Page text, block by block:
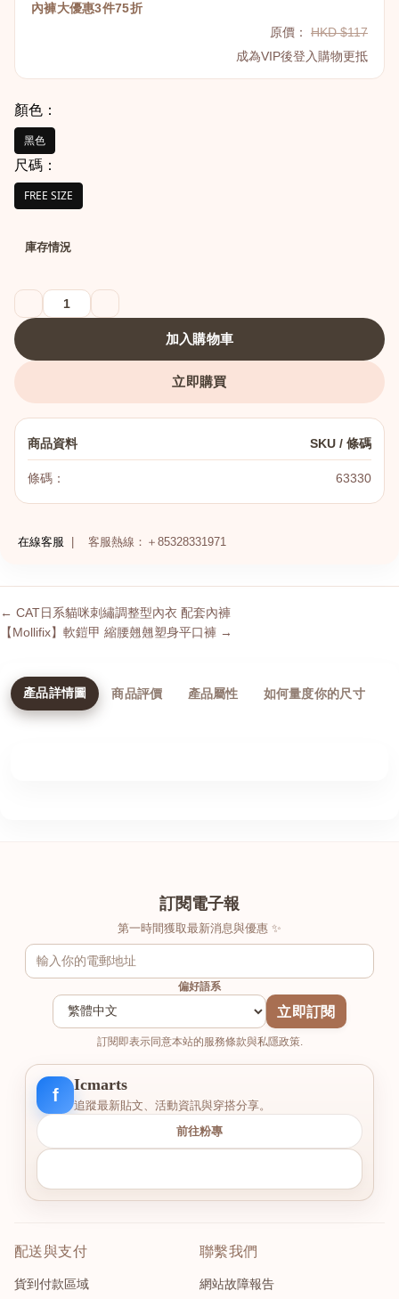
內褲大優惠3件75折
原價：
HKD $117
成為VIP後登入購物更抵
顏色：
黑色
尺碼：
FREE SIZE
庫存情況
加入購物車
立即購買
商品資料 SKU / 條碼
條碼： 63330
在線客服 客服熱線：＋85328331971
← CAT日系貓咪刺繡調整型內衣 配套內褲
【Mollifix】軟鎧甲 縮腰翹翹塑身平口褲 →
產品詳情圖 商品評價 產品屬性 如何量度你的尺寸
訂閱電子報
第一時間獲取最新消息與優惠 ✨
偏好語系
立即訂閱
訂閱即表示同意本站的服務條款與私隱政策.
f
Icmarts
追蹤最新貼文、活動資訊與穿搭分享。
前往粉專
配送與支付
貨到付款區域
聯繫我們
網站故障報告
English